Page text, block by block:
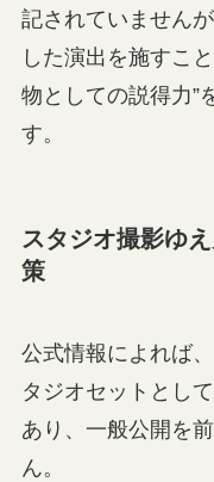
記されていません
した演出を施すこ
物としての説得力”
す。
スタジオ撮影ゆ
策
公式情報によれば
タジオセットとし
あり、一般公開を
ん。